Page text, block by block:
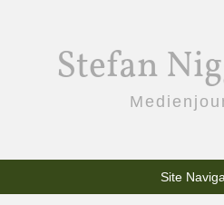
Stefan
Site